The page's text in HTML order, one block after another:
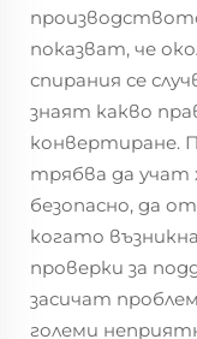
показват, че
спирания се
знаят какво
конвертиране.
трябва да
безопасно, да
когато
проверки за
засичат
големи